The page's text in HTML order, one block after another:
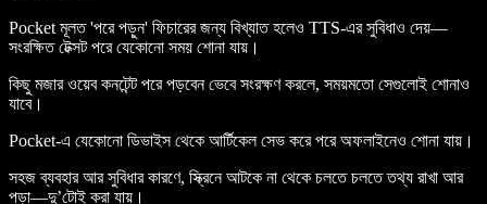
Pocket মূলত 'পরে পড়ুন' ফিচারের জন্য বিখ্যাত হলেও TTS-এর সুবিধাও দেয়—
সংরক্ষিত টেক্সট পরে যেকোনো সময় শোনা যায়।
কিছু মজার ওয়েব কনটেন্ট পরে পড়বেন ভেবে সংরক্ষণ করলে, সময়মতো সেগুলোই শোনাও
যাবে।
Pocket-এ যেকোনো ডিভাইস থেকে আর্টিকেল সেভ করে পরে অফলাইনেও শোনা যায়।
সহজ ব্যবহার আর সুবিধার কারণে, স্ক্রিনে আটকে না থেকে চলতে চলতে তথ্য রাখা আর
পড়া—দু’টোই করা যায়।